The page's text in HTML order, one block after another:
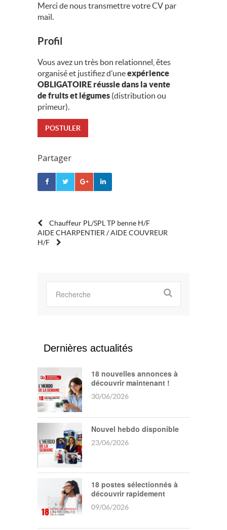
Merci de nous transmettre votre CV par
mail.
Profil
Vous avez un très bon relationnel, êtes
organisé et justifiez d’uneexpérience
OBLIGATOIRE réussie dans la vente
de fruits et légumes (distribution ou
primeur).
POSTULER
Partager
POST
NAVIGATION
Chauffeur PL/SPL TP benne H/F
AIDE CHARPENTIER / AIDE COUVREUR
H/F
Dernières actualités
18 nouvelles annonces à
découvrir maintenant !
30/06/2026
Nouvel hebdo disponible
23/06/2026
18 postes sélectionnés à
découvrir rapidement
09/06/2026